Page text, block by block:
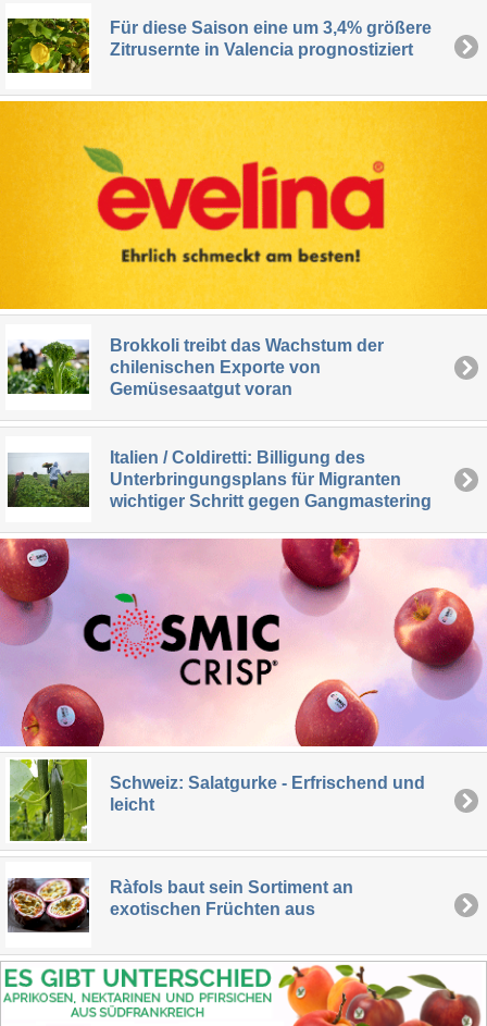
Für diese Saison eine um 3,4% größere
Zitrusernte in Valencia prognostiziert
Brokkoli treibt das Wachstum der
chilenischen Exporte von
Gemüsesaatgut voran
Italien / Coldiretti: Billigung des
Unterbringungsplans für Migranten
wichtiger Schritt gegen Gangmastering
Schweiz: Salatgurke - Erfrischend und
leicht
Ràfols baut sein Sortiment an
exotischen Früchten aus